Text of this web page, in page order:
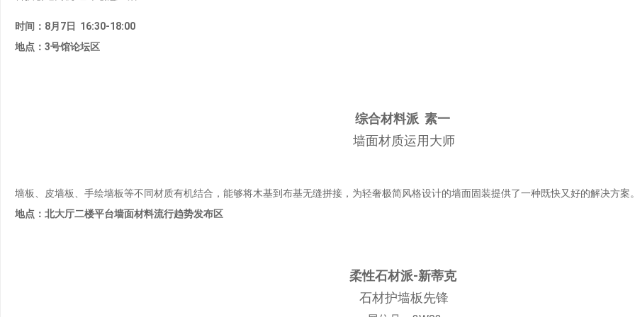
时间：8月7日 16:30-18:00
地点：3号馆论坛区
综合材料派 素一
墙面材质运用大师
墙板、皮墙板、手绘墙板等不同材质有机结合，能够将木基到布基无缝拼接，为轻奢极简风格设计的墙面固装提供了一种既快又好的解决方案
地点：北大厅二楼平台墙面材料流行趋势发布区
柔性石材派-新蒂克
石材护墙板先锋